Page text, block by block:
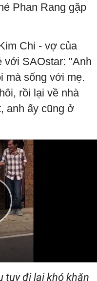
Phan Rang gặp
Chi - vợ của
với SAOstar: "Anh
mà sống với mẹ.
rồi lại về nhà
anh ấy cũng ở
tuỵ đi lại khó khăn